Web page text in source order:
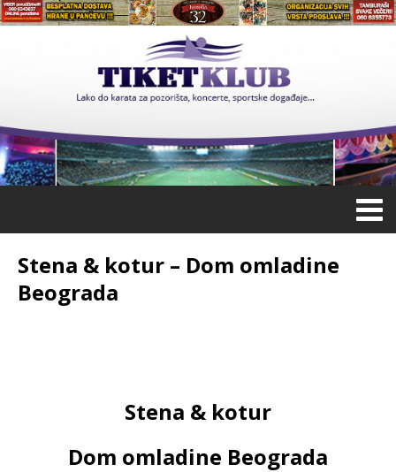
Stena & kotur – Dom omladine
Beograda
Stena & kotur
Dom omladine Beograda